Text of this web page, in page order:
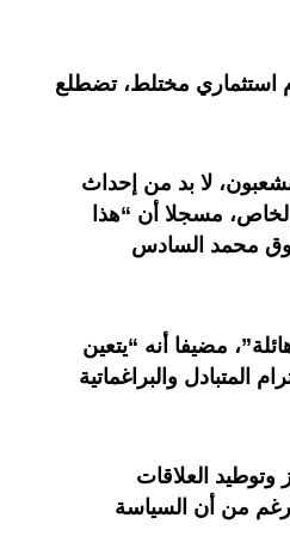
استثماري مختلط، تضطلع
لا بد من إحداث
مسجلا أن “هذا
محمد السادس
مضيفا أنه “يتعين
المتبادل والبراغماتية
العلاقات
من أن السياسة